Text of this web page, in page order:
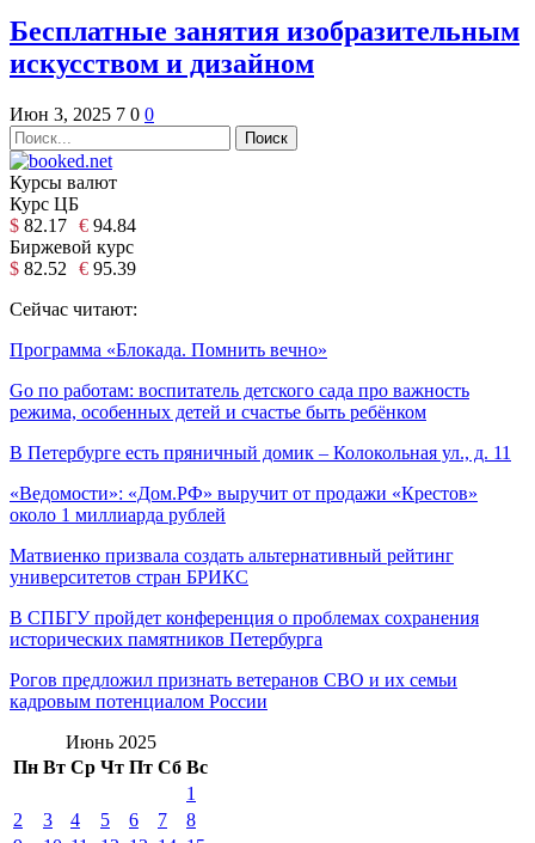
Бесплатные занятия изобразительным
искусством и дизайном
Июн 3, 2025 7 0 0
Курсы валют
Курс ЦБ
$ 82.17 € 94.84
Биржевой курс
$ 82.52 € 95.39
Сейчас читают:
Программа «Блокада. Помнить вечно»
Go по работам: воспитатель детского сада про важность
режима, особенных детей и счастье быть ребёнком
В Петербурге есть пряничный домик – Колокольная ул., д. 11
«Ведомости»: «Дом.РФ» выручит от продажи «Крестов»
около 1 миллиарда рублей
Матвиенко призвала создать альтернативный рейтинг
университетов стран БРИКС
В СПБГУ пройдет конференция о проблемах сохранения
исторических памятников Петербурга
Рогов предложил признать ветеранов СВО и их семьи
кадровым потенциалом России
Июнь 2025
Пн Вт Ср Чт Пт Сб Вс
1
2
3 4 5 6 7
8